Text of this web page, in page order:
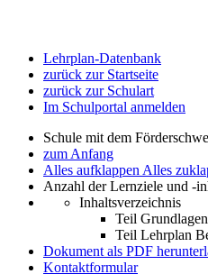
Lehrplan-Datenbank
zurück zur Startseite
zurück zur Schulart
Im Schulportal anmelden
Schule mit dem
zum Anfang
Alles aufklappen Alles
Anzahl der Lernziele und -
Inhaltsverzeichnis
Teil Grundlagen
Teil Lehrplan
Dokument als PDF
Kontaktformular